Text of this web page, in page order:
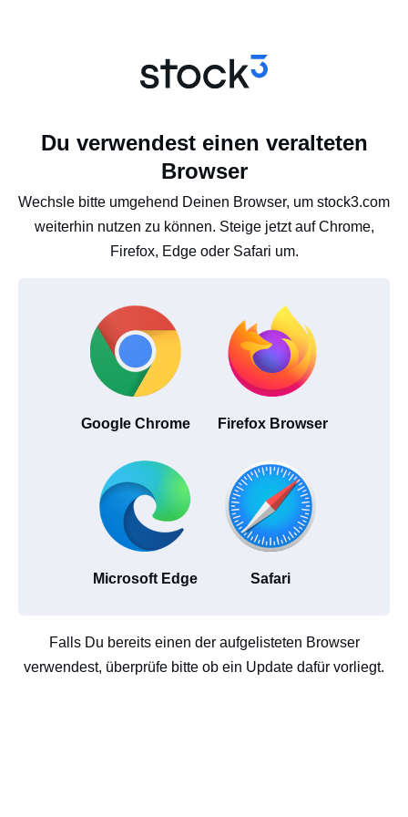
Du verwendest einen veralteten
Browser
Wechsle bitte umgehend Deinen Browser, um stock3.com
weiterhin nutzen zu können. Steige jetzt auf Chrome,
Firefox, Edge oder Safari um.
Google Chrome Firefox Browser
Microsoft Edge Safari
Falls Du bereits einen der aufgelisteten Browser
verwendest, überprüfe bitte ob ein Update dafür vorliegt.